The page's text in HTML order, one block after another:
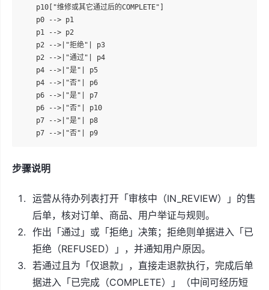
    p10["维修或其它通过后的COMPLETE"]
    p0 --> p1
    p1 --> p2
    p2 -->|"拒绝"| p3
    p2 -->|"通过"| p4
    p4 -->|"是"| p5
    p4 -->|"否"| p6
    p6 -->|"是"| p7
    p6 -->|"否"| p10
    p7 -->|"是"| p8
步骤说明
运营从待办列表打开「审核中（IN_REVIEW）」的售
后单，核对订单、商品、用户举证与规则。
作出「通过」或「拒绝」决策；拒绝则单据进入「已
拒绝（REFUSED）」，并通知用户原因。
若通过且为「仅退款」，直接走退款执行，完成后单
据进入「已完成（COMPLETE）」（中间可经历短